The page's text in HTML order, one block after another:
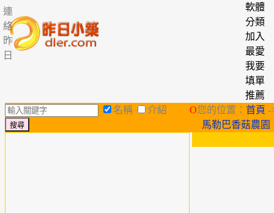
連
絡
昨
日
軟體
分類
加入
最愛
我要
填單
推薦
名稱
介紹 O您的位置： 首頁 -
馬勒巴香菇農園